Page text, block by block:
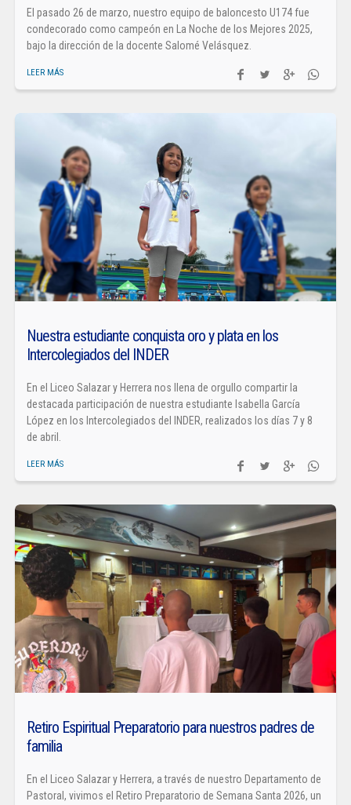
El pasado 26 de marzo, nuestro equipo de baloncesto U174 fue
condecorado como campeón en La Noche de los Mejores 2025,
bajo la dirección de la docente Salomé Velásquez.
LEER MÁS
Nuestra estudiante conquista oro y plata en los
Intercolegiados del INDER
En el Liceo Salazar y Herrera nos llena de orgullo compartir la
destacada participación de nuestra estudiante Isabella García
López en los Intercolegiados del INDER, realizados los días 7 y 8
de abril.
LEER MÁS
Retiro Espiritual Preparatorio para nuestros padres de
familia
En el Liceo Salazar y Herrera, a través de nuestro Departamento de
Pastoral, vivimos el Retiro Preparatorio de Semana Santa 2026, un